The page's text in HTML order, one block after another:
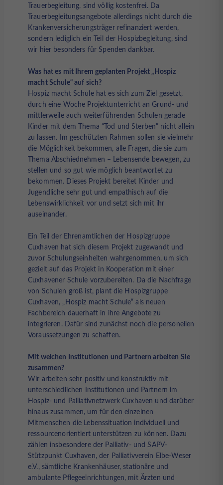
Trauerbegleitung, sind völlig kostenfrei. Da
Trauerbegleitungsangebote allerdings nicht durch die
Krankenversicherungsträger refinanziert werden,
sondern lediglich ein Teil der Hospizbegleitung, sind
wir hier besonders für Spenden dankbar.
Was hat es mit Ihrem geplanten Projekt „Hospiz
macht Schule“ auf sich?
Hospiz macht Schule hat es sich zum Ziel gesetzt,
durch eine Woche Projektunterricht an Grund- und
mittlerweile auch weiterführenden Schulen gerade
Kinder mit dem Thema “Tod und Sterben” nicht allein
zu lassen. Im geschützten Rahmen sollen sie vielmehr
die Möglichkeit bekommen, alle Fragen, die sie zum
Thema Abschiednehmen – Lebensende bewegen, zu
stellen und so gut wie möglich beantwortet zu
bekommen. Dieses Projekt bereitet Kinder und
Jugendliche sehr gut und empathisch auf die
Lebenswirklichkeit vor und setzt sich mit ihr
auseinander.
Ein Teil der Ehrenamtlichen der Hospizgruppe
Cuxhaven hat sich diesem Projekt zugewandt und
zuvor Schulungseinheiten wahrgenommen, um sich
gezielt auf das Projekt in Kooperation mit einer
Cuxhavener Schule vorzubereiten. Da die Nachfrage
von Schulen groß ist, plant die Hospizgruppe
Cuxhaven, „Hospiz macht Schule“ als neuen
Fachbereich dauerhaft in ihre Angebote zu
integrieren. Dafür sind zunächst noch die personellen
Voraussetzungen zu schaffen.
Mit welchen Institutionen und Partnern arbeiten Sie
zusammen?
Wir arbeiten sehr positiv und konstruktiv mit
unterschiedlichen Institutionen und Partnern im
Hospiz- und Palliativnetzwerk Cuxhaven und darüber
hinaus zusammen, um für den einzelnen
Mitmenschen die Lebenssituation individuell und
ressourcenorientiert unterstützen zu können. Dazu
zählen insbesondere der Palliativ- und SAPV-
Stützpunkt Cuxhaven, der Palliativverein Elbe-Weser
e.V., sämtliche Krankenhäuser, stationäre und
ambulante Pflegeeinrichtungen, mit Ärzten und